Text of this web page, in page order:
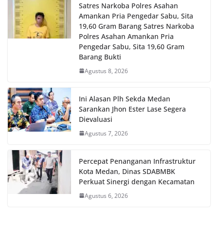
Satres Narkoba Polres Asahan
Amankan Pria Pengedar Sabu, Sita
19,60 Gram Barang Satres Narkoba
Polres Asahan Amankan Pria
Pengedar Sabu, Sita 19,60 Gram
Barang Bukti
Agustus 8, 2026
Ini Alasan Plh Sekda Medan
Sarankan Jhon Ester Lase Segera
Dievaluasi
Agustus 7, 2026
Percepat Penanganan Infrastruktur
Kota Medan, Dinas SDABMBK
Perkuat Sinergi dengan Kecamatan
Agustus 6, 2026